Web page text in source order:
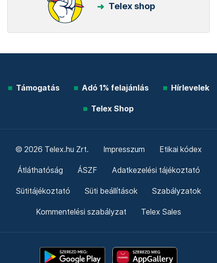
Telex shop
Támogatás Adó 1% felajánlás Hírlevelek
Telex Shop
© 2026 Telex.hu Zrt. Impresszum Etikai kódex
Átláthatóság ÁSZF Adatkezelési tájékoztató
Sütitájékoztató Süti beállítások Szabályzatok
Kommentelési szabályzat Telex Sales